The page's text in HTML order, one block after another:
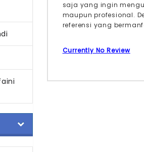
saja yang ingin
maupun profesional.
referensi yang
Currently No Review